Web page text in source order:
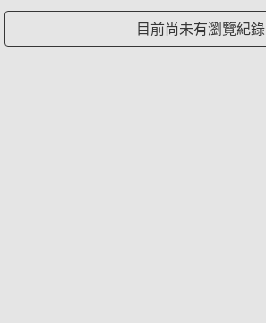
目前尚未有瀏覽紀錄